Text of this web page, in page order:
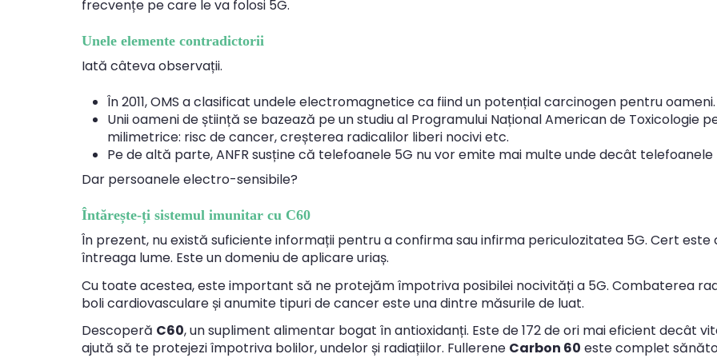
frecvențe pe care le va folosi 5G.
Unele elemente contradictorii
Iată câteva observații.
În 2011, OMS a clasificat undele electromagnetice ca fiind un potențial carcinogen pentru oameni.
Unii oameni de știință se bazează pe un studiu al Programului Național American de Toxicologie
milimetrice: risc de cancer, creșterea radicalilor liberi nocivi etc.
Pe de altă parte, ANFR susține că telefoanele 5G nu vor emite mai multe unde decât
Dar persoanele electro-sensibile?
Întărește-ți sistemul imunitar cu C60
În prezent, nu există suficiente informații pentru a confirma sau infirma periculozitatea 5G. Cert
întreaga lume. Este un domeniu de aplicare uriaș.
Cu toate acestea, este important să ne protejăm împotriva posibilei nocivități a 5G. Combaterea
boli cardiovasculare și anumite tipuri de cancer este una dintre măsurile de luat.
Descoperă C60, un supliment alimentar bogat în antioxidanți. Este de 172 de ori mai eficient decât
ajută să te protejezi împotriva bolilor, undelor și radiațiilor. Fullerene Carbon 60 este complet